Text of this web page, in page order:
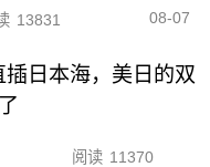
13831 08-07
插日本海，美日的双
阅读 11370